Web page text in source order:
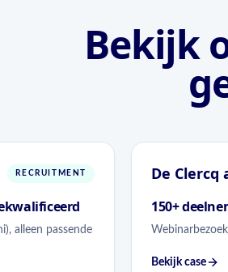
Bekijk
RECRUITMENT
alleen passende
De Clercq
150+
Bekijk case